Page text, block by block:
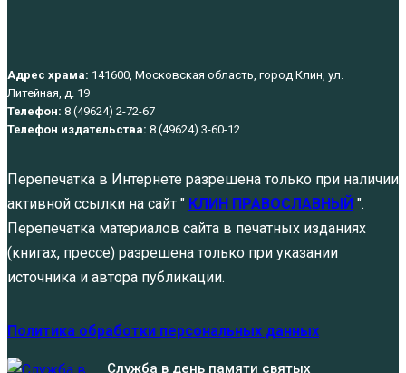
Адрес храма: 141600, Московская область, город Клин, ул.
Литейная, д. 19
Телефон: 8 (49624) 2-72-67
Телефон издательства: 8 (49624) 3-60-12
Перепечатка в Интернете разрешена только при наличии
активной ссылки на сайт " КЛИН ПРАВОСЛАВНЫЙ ".
Перепечатка материалов сайта в печатных изданиях
(книгах, прессе) разрешена только при указании
источника и автора публикации.
Политика обработки персональных данных
Служба в день памяти святых